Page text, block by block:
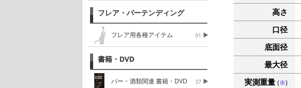
フレア・バーテンディング
フレア用各種アイテム 91
書籍・DVD
バー・酒類関連 書籍・DVD 37
高さ
口径
底面径
最大径
実測重量 (※)